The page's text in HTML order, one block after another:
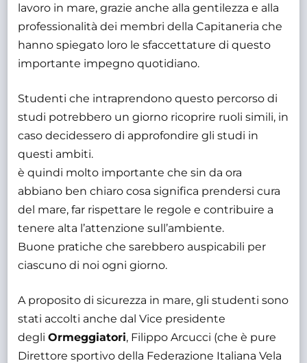
lavoro in mare, grazie anche alla gentilezza e alla
professionalità dei membri della Capitaneria che
hanno spiegato loro le sfaccettature di questo
importante impegno quotidiano.
Studenti che intraprendono questo percorso di
studi potrebbero un giorno ricoprire ruoli simili, in
caso decidessero di approfondire gli studi in
questi ambiti.
è quindi molto importante che sin da ora
abbiano ben chiaro cosa significa prendersi cura
del mare, far rispettare le regole e contribuire a
tenere alta l’attenzione sull’ambiente.
Buone pratiche che sarebbero auspicabili per
ciascuno di noi ogni giorno.
A proposito di sicurezza in mare, gli studenti sono
stati accolti anche dal Vice presidente
degliOrmeggiatori, Filippo Arcucci (che è pure
Direttore sportivo della Federazione Italiana Vela